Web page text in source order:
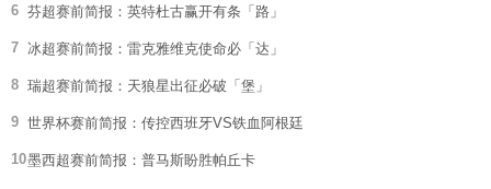
6 芬超赛前简报：英特杜古赢开有条「路」
7 冰超赛前简报：雷克雅维克使命必「达」
8 瑞超赛前简报：天狼星出征必破「堡」
9 世界杯赛前简报：传控西班牙VS铁血阿根廷
10墨西超赛前简报：普马斯盼胜帕丘卡